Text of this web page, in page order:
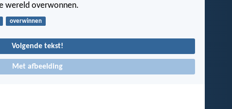
wereld overwonnen.
overwinnen
Volgende tekst!
Met afbeelding